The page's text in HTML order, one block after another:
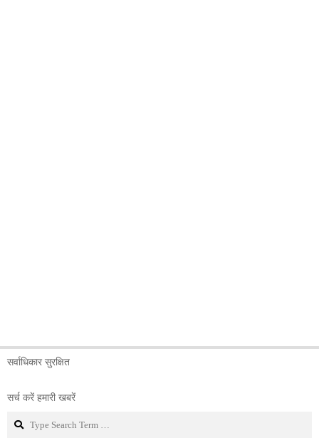
सर्वाधिकार सुरक्षित
सर्च करें हमारी खबरें